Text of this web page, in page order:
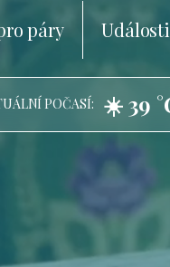
páry
POČASÍ: ☀️ 39